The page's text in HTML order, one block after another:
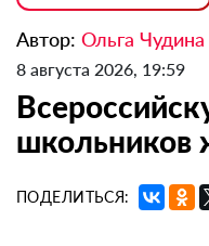
Автор: Ольга Чудина
8 августа 2026, 19:59
школьников
ПОДЕЛИТЬСЯ: